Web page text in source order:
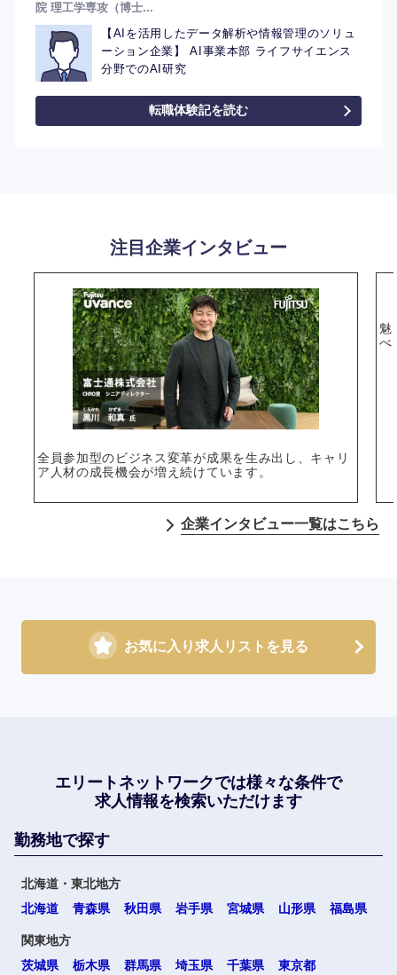
院 理工学専攻（博士...
【AIを活用したデータ解析や情報管理のソリュ
ーション企業】 AI事業本部 ライフサイエンス
分野でのAI研究
転職体験記を読む
注目企業インタビュー
全員参加型のビジネス変革が成果を生み出し、キャリ
ア人材の成長機会が増え続けています。
魅
べ
企業インタビュー一覧はこちら
お気に入り求人リストを見る
エリートネットワークでは様々な条件で
求人情報を検索いただけます
勤務地で探す
北海道・東北地方
北海道
青森県 秋田県 岩手県 宮城県 山形県 福島県
関東地方
茨城県
栃木県 群馬県 埼玉県 千葉県
東京都